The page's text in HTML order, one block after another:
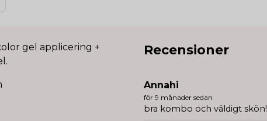
gel applicering +
Recensioner
Annahi
för 9 månader sedan
bra kombo och väldigt skön!